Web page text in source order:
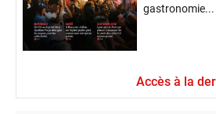
gastronomie...
Accès à la